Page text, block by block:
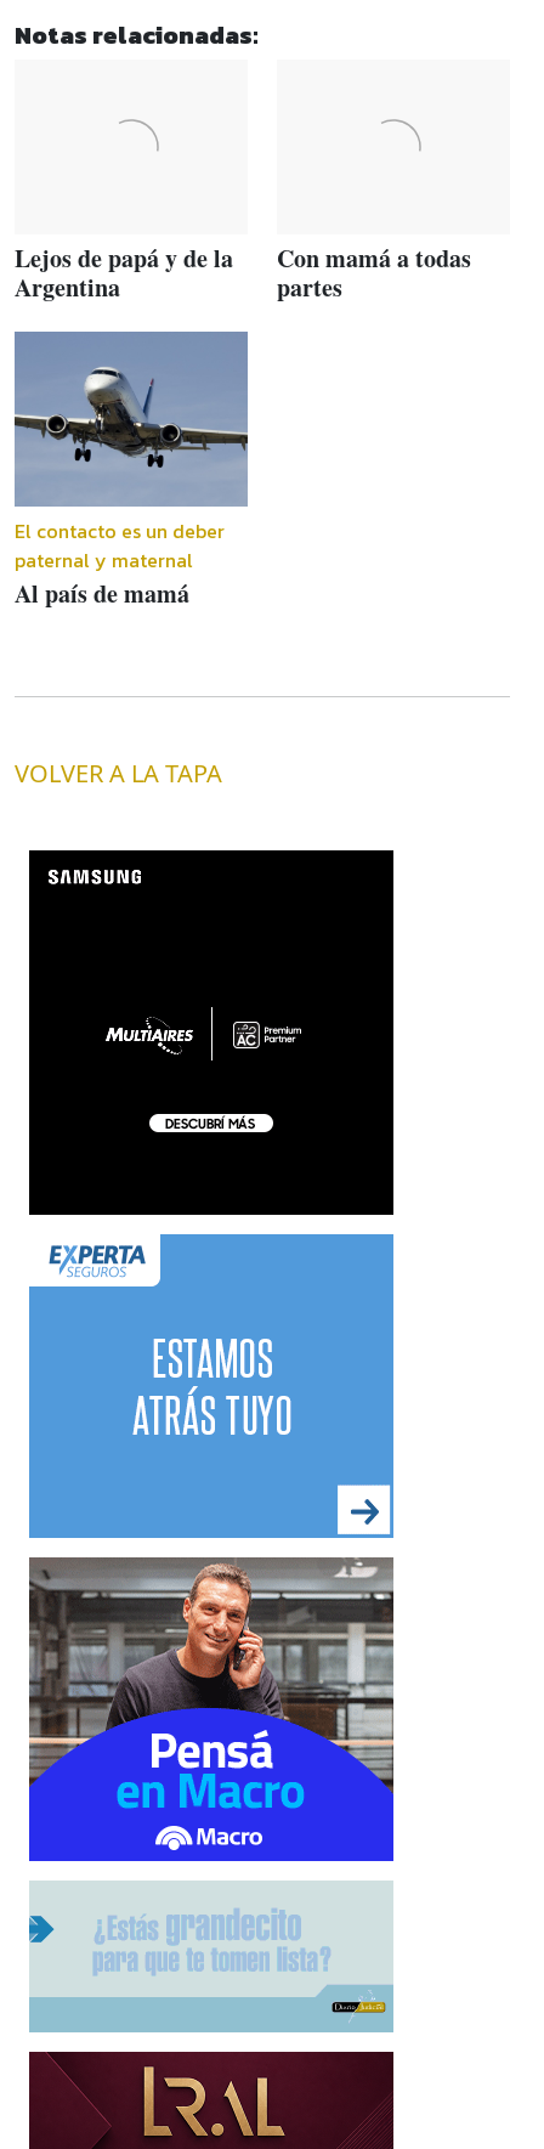
Notas relacionadas:
Lejos de papá y de la
Argentina
Con mamá a todas
partes
El contacto es un deber
paternal y maternal
Al país de mamá
VOLVER A LA TAPA